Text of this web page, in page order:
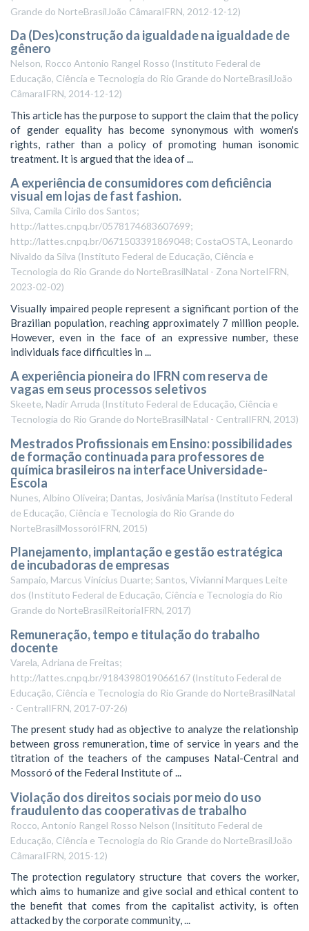
Grande do NorteBrasilJoão CâmaraIFRN, 2012-12-12)
Da (Des)construção da igualdade na igualdade de
gênero
Nelson, Rocco Antonio Rangel Rosso (Instituto Federal de
Educação, Ciência e Tecnologia do Rio Grande do NorteBrasilJoão
CâmaraIFRN, 2014-12-12)
This article has the purpose to support the claim that the policy
of gender equality has become synonymous with women's
rights, rather than a policy of promoting human isonomic
treatment. It is argued that the idea of ...
A experiência de consumidores com deficiência
visual em lojas de fast fashion.
Silva, Camila Cirilo dos Santos;
http://lattes.cnpq.br/0578174683607699;
http://lattes.cnpq.br/0671503391869048; CostaOSTA, Leonardo
Nivaldo da Silva (Instituto Federal de Educação, Ciência e
Tecnologia do Rio Grande do NorteBrasilNatal - Zona NorteIFRN,
2023-02-02)
Visually impaired people represent a significant portion of the
Brazilian population, reaching approximately 7 million people.
However, even in the face of an expressive number, these
individuals face difficulties in ...
A experiência pioneira do IFRN com reserva de
vagas em seus processos seletivos
Skeete, Nadir Arruda (Instituto Federal de Educação, Ciência e
Tecnologia do Rio Grande do NorteBrasilNatal - CentralIFRN, 2013)
Mestrados Profissionais em Ensino: possibilidades
de formação continuada para professores de
química brasileiros na interface Universidade-
Escola
Nunes, Albino Oliveira; Dantas, Josivânia Marisa (Instituto Federal
de Educação, Ciência e Tecnologia do Rio Grande do
NorteBrasilMossoróIFRN, 2015)
Planejamento, implantação e gestão estratégica
de incubadoras de empresas
Sampaio, Marcus Vinícius Duarte; Santos, Vivianni Marques Leite
dos (Instituto Federal de Educação, Ciência e Tecnologia do Rio
Grande do NorteBrasilReitoriaIFRN, 2017)
Remuneração, tempo e titulação do trabalho
docente
Varela, Adriana de Freitas;
http://lattes.cnpq.br/9184398019066167 (Instituto Federal de
Educação, Ciência e Tecnologia do Rio Grande do NorteBrasilNatal
- CentralIFRN, 2017-07-26)
The present study had as objective to analyze the relationship
between gross remuneration, time of service in years and the
titration of the teachers of the campuses Natal-Central and
Mossoró of the Federal Institute of ...
Violação dos direitos sociais por meio do uso
fraudulento das cooperativas de trabalho
Rocco, Antonio Rangel Rosso Nelson (Insitituto Federal de
Educação, Ciência e Tecnologia do Rio Grande do NorteBrasilJoão
CâmaraIFRN, 2015-12)
The protection regulatory structure that covers the worker,
which aims to humanize and give social and ethical content to
the benefit that comes from the capitalist activity, is often
attacked by the corporate community, ...